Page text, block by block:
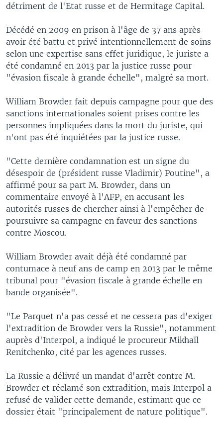
détriment de l'Etat russe et de Hermitage Capital.
Décédé en 2009 en prison à l'âge de 37 ans après
avoir été battu et privé intentionnellement de soins
selon une expertise sans effet juridique, le juriste a
été condamné en 2013 par la justice russe pour
"évasion fiscale à grande échelle", malgré sa mort.
William Browder fait depuis campagne pour que des
sanctions internationales soient prises contre les
personnes impliquées dans la mort du juriste, qui
n'ont pas été inquiétées par la justice russe.
"Cette dernière condamnation est un signe du
désespoir de (président russe Vladimir) Poutine", a
affirmé pour sa part M. Browder, dans un
commentaire envoyé à l'AFP, en accusant les
autorités russes de chercher ainsi à l'empêcher de
poursuivre sa campagne en faveur des sanctions
contre Moscou.
William Browder avait déjà été condamné par
contumace à neuf ans de camp en 2013 par le même
tribunal pour "évasion fiscale à grande échelle en
bande organisée".
"Le Parquet n'a pas cessé et ne cessera pas d'exiger
l'extradition de Browder vers la Russie", notamment
auprès d'Interpol, a indiqué le procureur Mikhaïl
Renitchenko, cité par les agences russes.
La Russie a délivré un mandat d'arrêt contre M.
Browder et réclamé son extradition, mais Interpol a
refusé de valider cette demande, estimant que ce
dossier était "principalement de nature politique".